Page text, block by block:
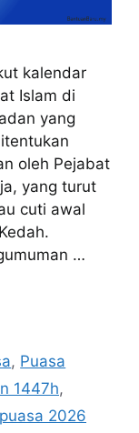
kalendar
Islam di
yang
oleh Pejabat
yang turut
cuti awal
…
, Puasa
1447h,
2026